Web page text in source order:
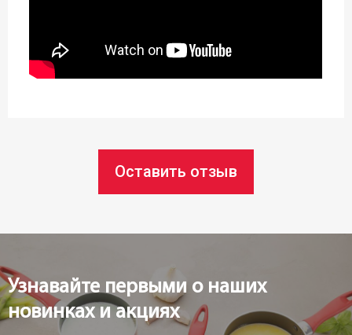
Статус товара:
Под заказ
Оставить отзыв
Узнавайте первыми о наших
новинках и акциях